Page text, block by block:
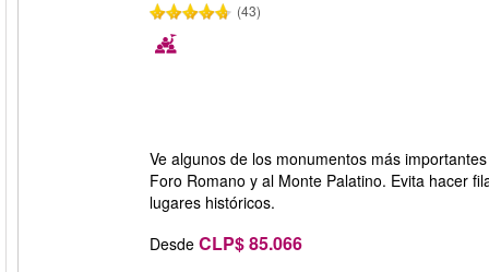
(43)
Ve algunos de los monumentos más
Foro Romano y al Monte Palatino. Evita hacer
lugares históricos.
Desde CLP$ 85.066